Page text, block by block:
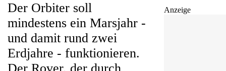
Anzeige
Der Orbiter soll
mindestens ein Marsjahr -
und damit rund zwei
Erdjahre - funktionieren.